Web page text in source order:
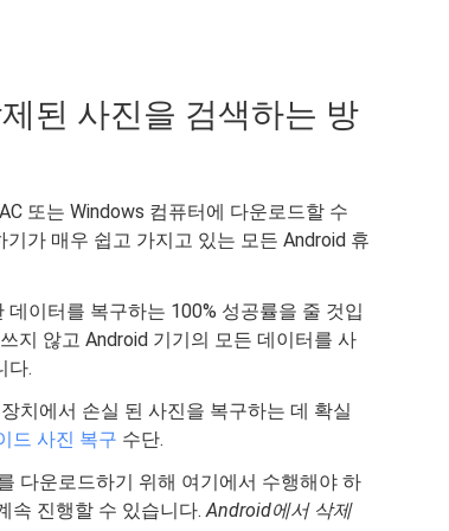
된 사진을 검색하는 방
또는 Windows 컴퓨터에 다운로드할 수
가 매우 쉽고 가지고 있는 모든 Android 휴
이터를 복구하는 100% 성공률을 줄 것입
지 않고 Android 기기의 모든 데이터를 사
다.
치에서 손실 된 사진을 복구하는 데 확실
드 사진 복구 수단.
다운로드하기 위해 여기에서 수행해야 하
속 진행할 수 있습니다.Android에서 삭제